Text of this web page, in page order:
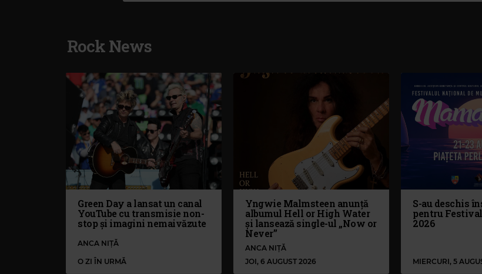
Rock News
Green Day a lansat un canal
YouTube cu transmisie non-
stop și imagini nemaivăzute
ANCA NIȚĂ
O ZI ÎN URMĂ
Yngwie Malmsteen anunță
albumul Hell or High Water
și lansează single-ul „Now or
Never”
ANCA NIȚĂ
JOI, 6 AUGUST 2026
S-au deschis
pentru
2026
MIERCURI, 5